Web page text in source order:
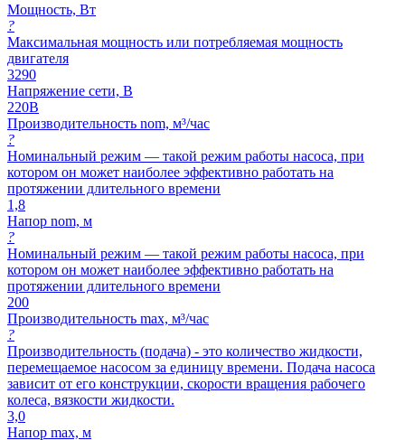
Мощность, Вт
?
Максимальная мощность или потребляемая мощность
двигателя
3290
Напряжение сети, В
220В
Производительность nom, м³/час
?
Номинальный режим — такой режим работы насоса, при
котором он может наиболее эффективно работать на
протяжении длительного времени
1,8
Напор nom, м
?
Номинальный режим — такой режим работы насоса, при
котором он может наиболее эффективно работать на
протяжении длительного времени
200
Производительность max, м³/час
?
Производительность (подача) - это количество жидкости,
перемещаемое насосом за единицу времени. Подача насоса
зависит от его конструкции, скорости вращения рабочего
колеса, вязкости жидкости.
3,0
Напор max, м